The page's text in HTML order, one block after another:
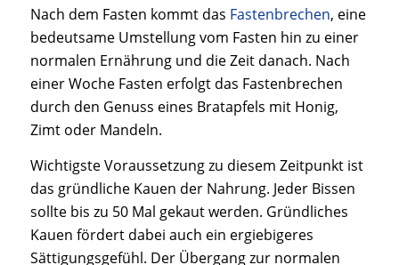
Nach dem Fasten kommt das Fastenbrechen, eine
bedeutsame Umstellung vom Fasten hin zu einer
normalen Ernährung und die Zeit danach. Nach
einer Woche Fasten erfolgt das Fastenbrechen
durch den Genuss eines Bratapfels mit Honig,
Zimt oder Mandeln.
Wichtigste Voraussetzung zu diesem Zeitpunkt ist
das gründliche Kauen der Nahrung. Jeder Bissen
sollte bis zu 50 Mal gekaut werden. Gründliches
Kauen fördert dabei auch ein ergiebigeres
Sättigungsgefühl. Der Übergang zur normalen